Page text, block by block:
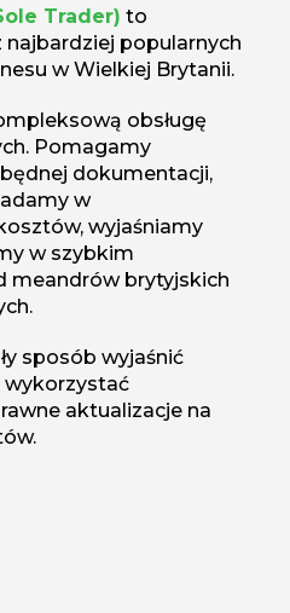
Trader) to
popularnych
w Wielkiej Brytanii.
obsługę
Pomagamy
dokumentacji,
w
wyjaśniamy
w szybkim
meandrów brytyjskich
sposób wyjaśnić
wykorzystać
aktualizacje na